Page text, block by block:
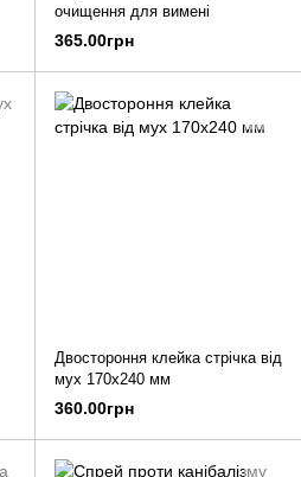
очищення для вимені
365.00грн
Двостороння клейка стрічка від
мух 170x240 мм
360.00грн